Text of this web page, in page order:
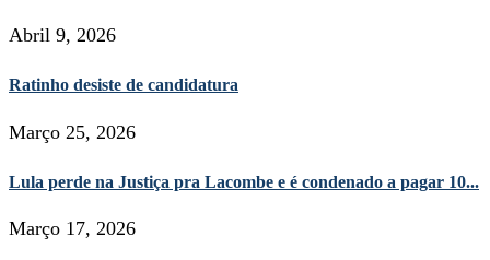
Abril 9, 2026
Ratinho desiste de candidatura
Março 25, 2026
Lula perde na Justiça pra Lacombe e é condenado a pagar 10...
Março 17, 2026